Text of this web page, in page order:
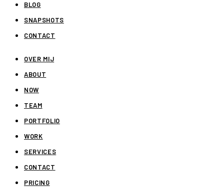
BLOG
SNAPSHOTS
CONTACT
OVER MIJ
ABOUT
NOW
TEAM
PORTFOLIO
WORK
SERVICES
CONTACT
PRICING